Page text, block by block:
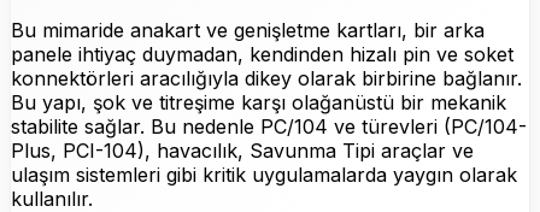
Bu mimaride anakart ve genişletme kartları, bir arka
panele ihtiyaç duymadan, kendinden hizalı pin ve soket
konnektörleri aracılığıyla dikey olarak birbirine bağlanır.
Bu yapı, şok ve titreşime karşı olağanüstü bir mekanik
stabilite sağlar. Bu nedenle PC/104 ve türevleri (PC/104-
Plus, PCI-104), havacılık, Savunma Tipi araçlar ve
ulaşım sistemleri gibi kritik uygulamalarda yaygın olarak
kullanılır.